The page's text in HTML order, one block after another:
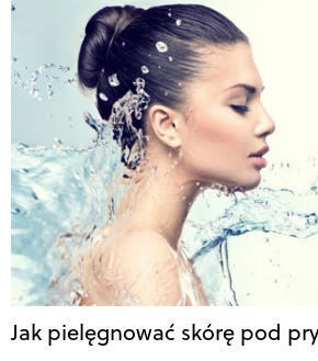
Jak pielęgnować skórę pod